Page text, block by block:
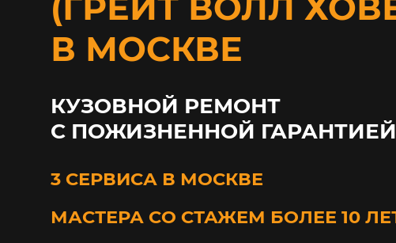
В МОСКВЕ
КУЗОВНОЙ РЕМОНТ
С ПОЖИЗНЕННОЙ ГАРАНТИЕЙ
3 СЕРВИСА В МОСКВЕ
МАСТЕРА СО СТАЖЕМ БОЛЕЕ 10